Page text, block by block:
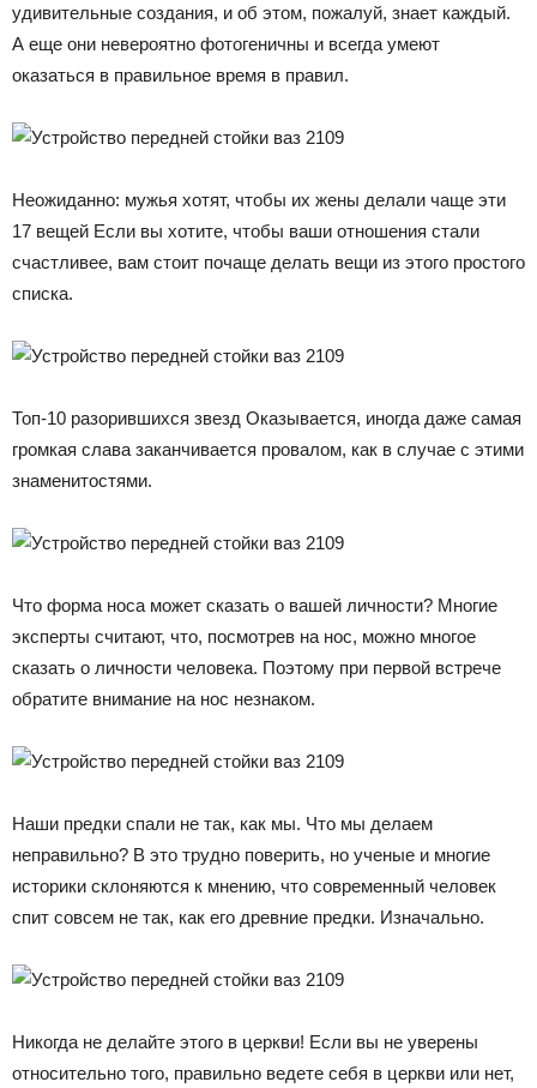
удивительные создания, и об этом, пожалуй, знает каждый.
А еще они невероятно фотогеничны и всегда умеют
оказаться в правильное время в правил.
Неожиданно: мужья хотят, чтобы их жены делали чаще эти
17 вещей Если вы хотите, чтобы ваши отношения стали
счастливее, вам стоит почаще делать вещи из этого простого
списка.
Топ-10 разорившихся звезд Оказывается, иногда даже самая
громкая слава заканчивается провалом, как в случае с этими
знаменитостями.
Что форма носа может сказать о вашей личности? Многие
эксперты считают, что, посмотрев на нос, можно многое
сказать о личности человека. Поэтому при первой встрече
обратите внимание на нос незнаком.
Наши предки спали не так, как мы. Что мы делаем
неправильно? В это трудно поверить, но ученые и многие
историки склоняются к мнению, что современный человек
спит совсем не так, как его древние предки. Изначально.
Никогда не делайте этого в церкви! Если вы не уверены
относительно того, правильно ведете себя в церкви или нет,